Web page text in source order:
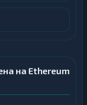
на Ethereum